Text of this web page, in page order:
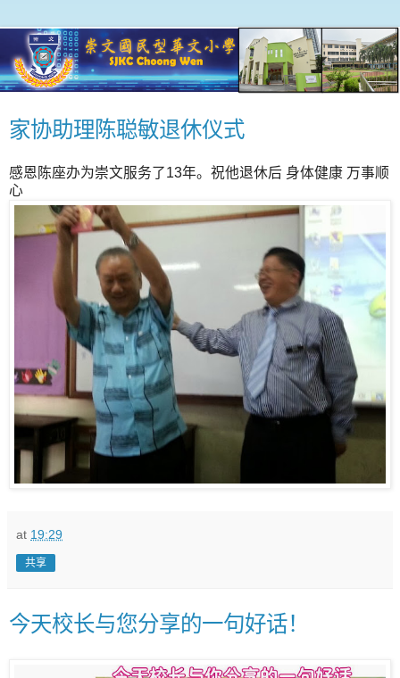
家协助理陈聪敏退休仪式
感恩陈座办为崇文服务了13年。祝他退休后 身体健康 万事顺
心
at 19:29
共享
今天校长与您分享的一句好话！